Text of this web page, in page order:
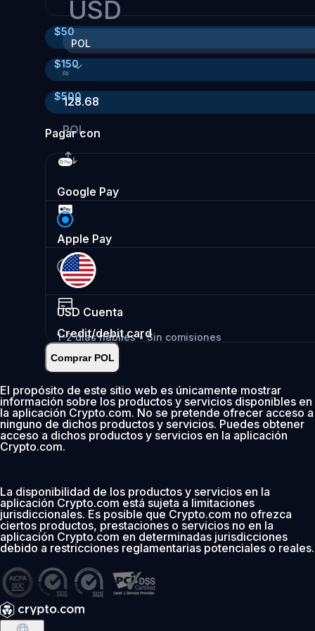
USD
POL
≈
128.68
POL
$50
$150
$500
Pagar con
Google Pay
Apple Pay
USD Cuenta
1-2 días hábiles • Sin comisiones
Depositar
Credit/debit card
Instantáneo
0 % de comisión los primeros 30 días
Añadir
Comprar POL
El propósito de este sitio web es únicamente mostrar
información sobre los productos y servicios disponibles en
la aplicación Crypto.com. No se pretende ofrecer acceso a
ninguno de dichos productos y servicios. Puedes obtener
acceso a dichos productos y servicios en la aplicación
Crypto.com.
La disponibilidad de los productos y servicios en la
aplicación Crypto.com está sujeta a limitaciones
jurisdiccionales. Es posible que Crypto.com no ofrezca
ciertos productos, prestaciones o servicios no en la
aplicación Crypto.com en determinadas jurisdicciones
debido a restricciones reglamentarias potenciales o reales.